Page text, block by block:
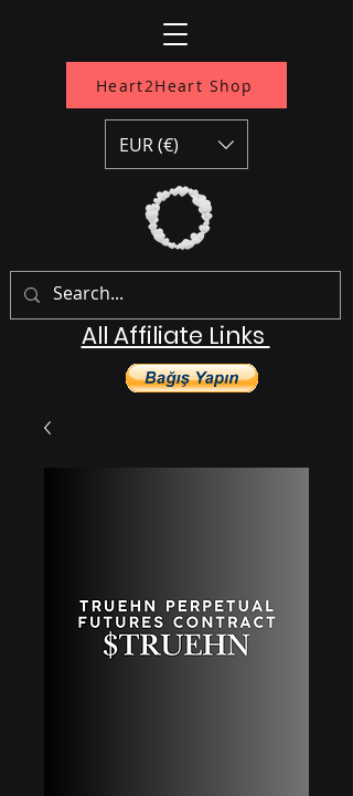
Heart2Heart Shop
All Affiliate Links
EUR (€)